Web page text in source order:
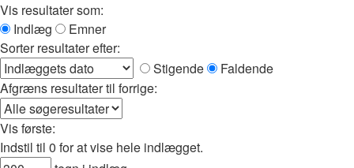
Vis resultater som:
Indlæg
Emner
Sorter resultater efter:
Stigende
Faldende
Afgræns resultater til forrige:
Vis første:
Indstil til 0 for at vise hele indlægget.